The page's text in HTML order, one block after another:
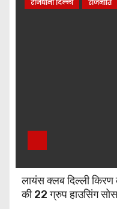
राजधानी दिल्ली राजनीति
लायंस क्लब दिल्ली
की 22 ग्रुप हाउसिंग